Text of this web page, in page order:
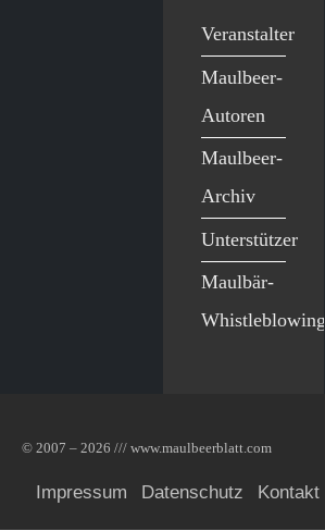
Veranstalter
Maulbeer-
Autoren
Maulbeer-
Archiv
Unterstützer
Maulbär-
Whistleblowing
© 2007 – 2026 /// www.maulbeerblatt.com
Impressum Datenschutz Kontakt